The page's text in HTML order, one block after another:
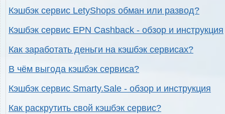
Кэшбэк сервис LetyShops обман или развод?
Кэшбэк сервис EPN Cashback - обзор и инструкция
Как заработать деньги на кэшбэк сервисах?
В чём выгода кэшбэк сервиса?
Кэшбэк сервис Smarty.Sale - обзор и инструкция
Как раскрутить свой кэшбэк сервис?